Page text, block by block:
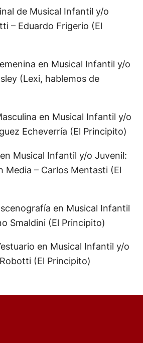
de Musical Infantil y/o
– Eduardo Frigerio (El
en Musical Infantil y/o
(Lexi, hablemos de
en Musical Infantil y/o
Echeverría (El Principito)
Musical Infantil y/o Juvenil:
Media – Carlos Mentasti (El
en Musical Infantil
Smaldini (El Principito)
en Musical Infantil y/o
(El Principito)